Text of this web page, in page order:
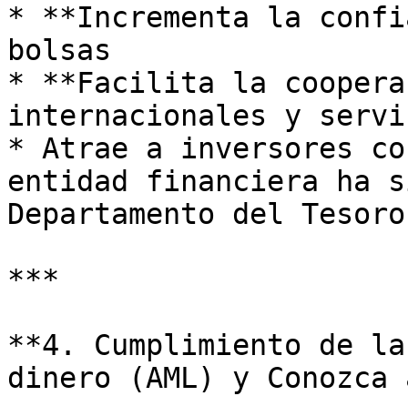
* **Incrementa la
bolsas
* **Facilita la
internacionales y
* Atrae a inversores
entidad financiera ha
Departamento del
***
**4. Cumplimiento de
dinero (AML) y